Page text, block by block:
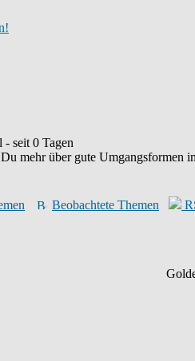
- seit 0 Tagen
mehr über gute Umgangsformen
Beobachtete Themen